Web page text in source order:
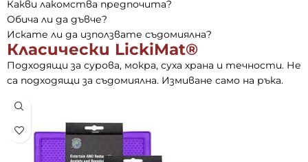
Какви лакомства предпочита?
Обича ли да дъвче?
Искате ли да използвате съдомиялна?
Класически LickiMat®
Подходящи за сурова, мокра, суха храна и течности. Не
са подходящи за съдомиялна. Измиване само на ръка.